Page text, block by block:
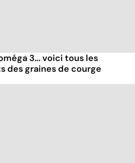
3... voici tous les
des graines de courge